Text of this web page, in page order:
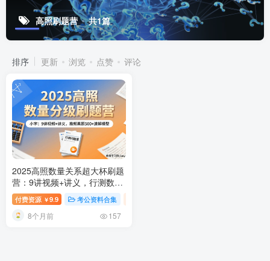
高照刷题营 共1篇
排序 更新 浏览 点赞 评论
2025高照数量关系超大杯刷题
营：9讲视频+讲义，行测数量
解题这么流畅🔥 2025公务员数
量关系刷题视频及讲义
付费资源 ￥9.9 考公资料合集
8个月前 157